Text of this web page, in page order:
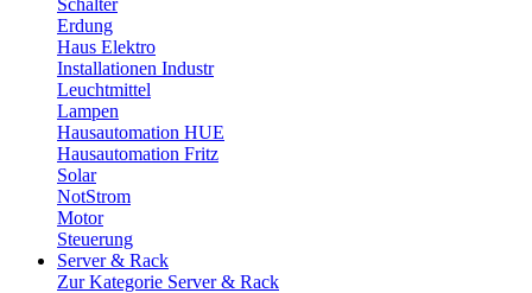
Schalter
Erdung
Haus Elektro
Installationen Industr
Leuchtmittel
Lampen
Hausautomation HUE
Hausautomation Fritz
Solar
NotStrom
Motor
Steuerung
Server & Rack
Zur Kategorie Server & Rack